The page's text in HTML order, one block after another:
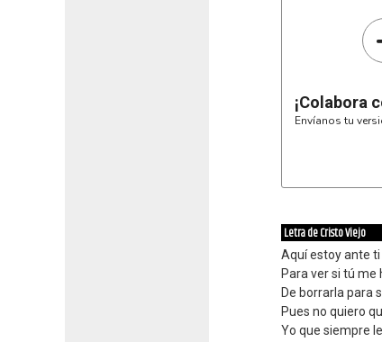
¡Colabora
Envíanos tu
Letra de Cristo Viejo
Aquí estoy ante
Para ver si tú me
De borrarla para
Pues no quiero
Yo que siempre